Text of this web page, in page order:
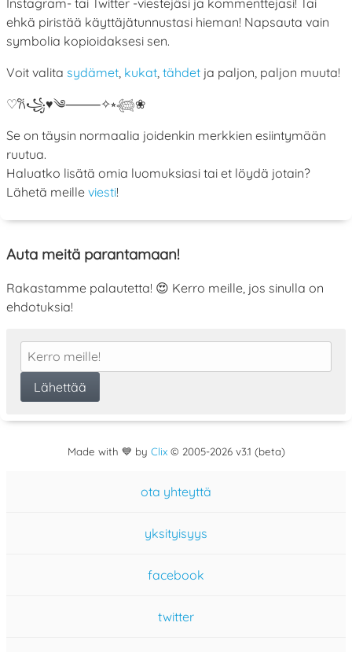
Instagram- tai Twitter -viestejäsi ja kommenttejasi! Tai
ehkä piristää käyttäjätunnustasi hieman! Napsauta vain
symbolia kopioidaksesi sen.
Voit valita sydämet, kukat, tähdet ja paljon, paljon muuta!
♡𐙚꧁♥༄⸻✧⭒𓆉❀
Se on täysin normaalia joidenkin merkkien esiintymään
ruutua.
Haluatko lisätä omia luomuksiasi tai et löydä jotain?
Lähetä meille viesti!
Auta meitä parantamaan!
Rakastamme palautetta! 😍 Kerro meille, jos sinulla on
ehdotuksia!
Made with 💙 by Clix© 2005-2026 v3.1 (beta)
ota yhteyttä
yksityisyys
facebook
twitter